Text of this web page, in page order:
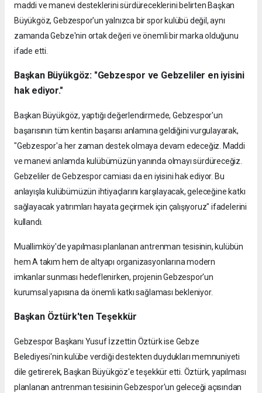
maddi ve manevi desteklerini sürdüreceklerini belirten Başkan
Büyükgöz, Gebzespor'un yalnızca bir spor kulübü değil, aynı
zamanda Gebze'nin ortak değeri ve önemli bir marka olduğunu
ifade etti.
Başkan Büyükgöz: "Gebzespor ve Gebzeliler en iyisini
hak ediyor."
Başkan Büyükgöz, yaptığı değerlendirmede, Gebzespor'un
başarısının tüm kentin başarısı anlamına geldiğini vurgulayarak,
"Gebzespor'a her zaman destek olmaya devam edeceğiz. Maddi
ve manevi anlamda kulübümüzün yanında olmayı sürdüreceğiz.
Gebzeliler de Gebzespor camiası da en iyisini hak ediyor. Bu
anlayışla kulübümüzün ihtiyaçlarını karşılayacak, geleceğine katkı
sağlayacak yatırımları hayata geçirmek için çalışıyoruz" ifadelerini
kullandı.
Muallimköy'de yapılması planlanan antrenman tesisinin, kulübün
hem A takım hem de altyapı organizasyonlarına modern
imkanlar sunması hedeflenirken, projenin Gebzespor'un
kurumsal yapısına da önemli katkı sağlaması bekleniyor.
Başkan Öztürk'ten Teşekkür
Gebzespor Başkanı Yusuf İzzettin Öztürk ise Gebze
Belediyesi'nin kulübe verdiği destekten duydukları memnuniyeti
dile getirerek, Başkan Büyükgöz'e teşekkür etti. Öztürk, yapılması
planlanan antrenman tesisinin Gebzespor'un geleceği açısından